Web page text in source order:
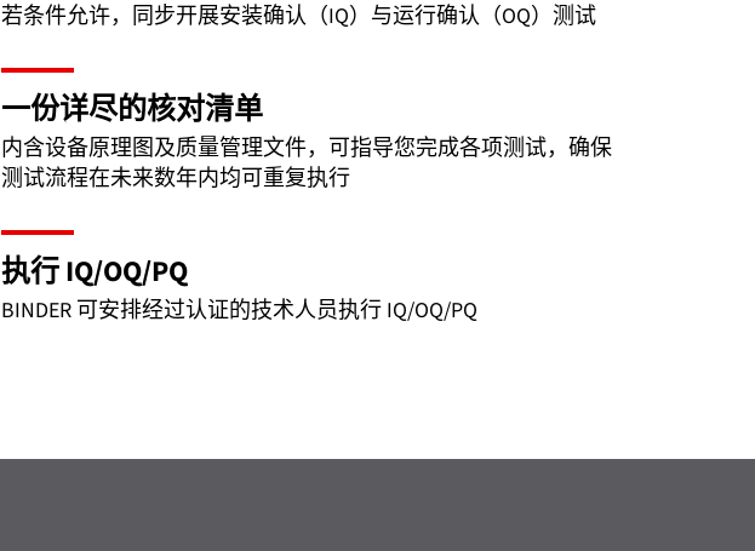
若条件允许，同步开展安装确认（IQ）与运行确认（OQ）测试
一份详尽的核对清单
内含设备原理图及质量管理文件，可指导您完成各项测试，确保
测试流程在未来数年内均可重复执行
执行 IQ/OQ/PQ
BINDER 可安排经过认证的技术人员执行 IQ/OQ/PQ